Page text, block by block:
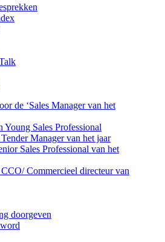
de ‘Sales Manager van het
Young Sales Professional
Manager van het jaar
Sales Professional van het
Commercieel directeur van
doorgeven